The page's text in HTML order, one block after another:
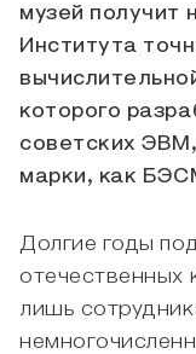
музей получит
Института
которого
советских
марки, как
Долгие годы
отечественных
лишь